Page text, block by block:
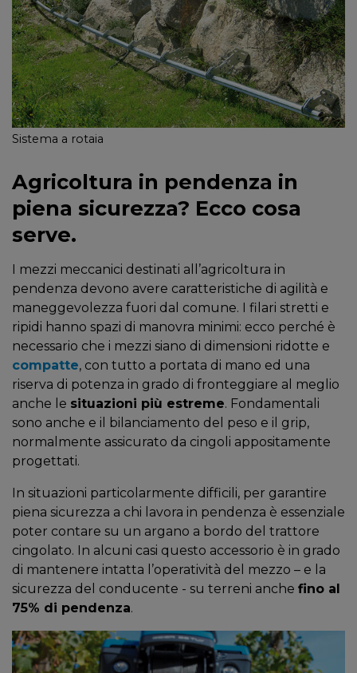
Sistema a rotaia
Agricoltura in pendenza in
piena sicurezza? Ecco cosa
serve.
I mezzi meccanici destinati all’agricoltura in
pendenza devono avere caratteristiche di agilità e
maneggevolezza fuori dal comune. I filari stretti e
ripidi hanno spazi di manovra minimi: ecco perché è
necessario che i mezzi siano di dimensioni ridotte e
compatte, con tutto a portata di mano ed una
riserva di potenza in grado di fronteggiare al meglio
anche le situazioni più estreme. Fondamentali
sono anche e il bilanciamento del peso e il grip,
normalmente assicurato da cingoli appositamente
progettati.
In situazioni particolarmente difficili, per garantire
piena sicurezza a chi lavora in pendenza è essenziale
poter contare su un argano a bordo del trattore
cingolato. In alcuni casi questo accessorio è in grado
di mantenere intatta l’operatività del mezzo – e la
sicurezza del conducente - su terreni anche fino al
75% di pendenza.